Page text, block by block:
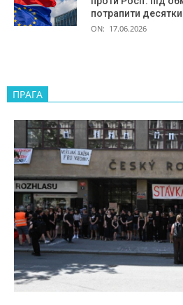
потрапити десятки
ON: 17.06.2026
ПРАГА